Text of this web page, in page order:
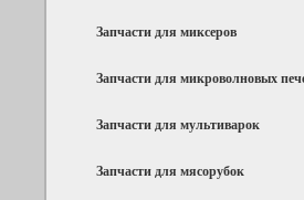
Запчасти для миксеров
Запчасти для микроволновых
Запчасти для мультиварок
Запчасти для мясорубок